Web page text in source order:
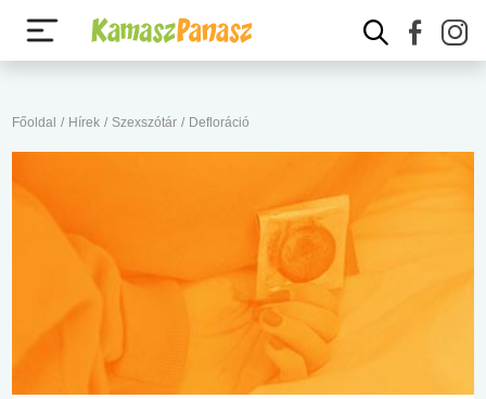
Főoldal / Hírek / Szexszótár / Defloráció